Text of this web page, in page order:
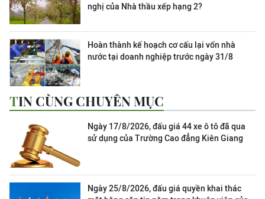
nghị của Nhà thầu xếp hạng 2?
Hoàn thành kế hoạch cơ cấu lại vốn nhà
nước tại doanh nghiệp trước ngày 31/8
TIN CÙNG CHUYÊN MỤC
Ngày 17/8/2026, đấu giá 44 xe ô tô đã qua
sử dụng của Trường Cao đẳng Kiên Giang
Ngày 25/8/2026, đấu giá quyền khai thác